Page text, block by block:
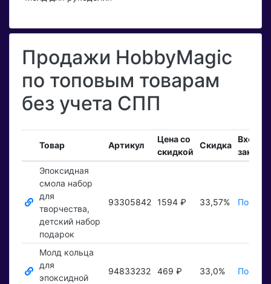
Продажи HobbyMagic
по топовым товарам
без учета СПП
Товар Артикул
Цена со
скидкой
Скидка
заказы
Эпоксидная
смола набор
для
творчества,
детский набор
подарок
93305842 1594 ₽ 33,57%
Молд кольца
для
эпоксидной
94833232 469 ₽ 33,0%